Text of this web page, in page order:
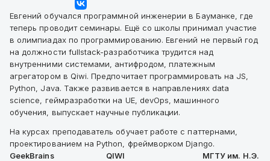
Евгений обучался программной инженерии в Бауманке, где
теперь проводит семинары. Ещё со школы принимал участие
в олимпиадах по программированию. Евгений не первый год
на должности fullstack-разработчика трудится над
внутренними системами, антифродом, платежным
агрегатором в Qiwi. Предпочитает программировать на JS,
Python, Java. Также развивается в направлениях data
science, геймразработки на UE, devOps, машинного
обучения, выпускает научные публикации.
На курсах преподаватель обучает работе с паттернами,
проектированием на Python, фреймворком Django.
GeekBrains
QIWI МГТУ им. Н.Э.